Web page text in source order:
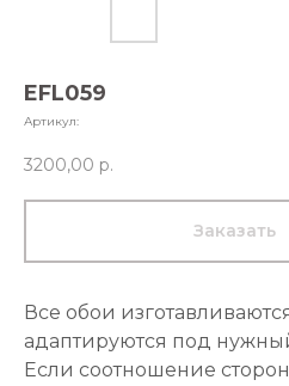
EFL059
Артикул:
3200,00 р.
Заказать
Все обои
адаптируются под
Если соотношение